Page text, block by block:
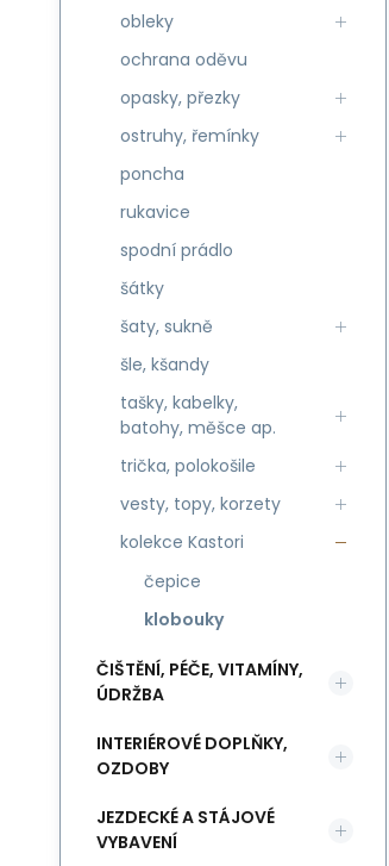
obleky
ochrana oděvu
opasky, přezky
ostruhy, řemínky
poncha
rukavice
spodní prádlo
šátky
šaty, sukně
šle, kšandy
tašky, kabelky,
batohy, měšce ap.
trička, polokošile
vesty, topy, korzety
kolekce Kastori
čepice
klobouky
ČIŠTĚNÍ, PÉČE, VITAMÍNY,
ÚDRŽBA
INTERIÉROVÉ DOPLŇKY,
OZDOBY
JEZDECKÉ A STÁJOVÉ
VYBAVENÍ